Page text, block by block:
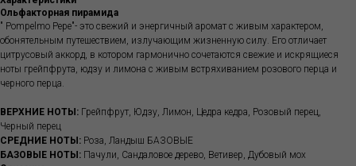
Ольфакторная пирамида
" Pompelmo Pepe"- это свежий и энергичный аромат с живым характером,
обонятельным путешествием, излучающим жизненную силу. Его отличает
цитрусовый аккорд, в котором гармонично сочетаются свежие и искрящиеся
ноты грейпфрута, юдзу и лимона с живым встряхиванием розового перца и
черного перца.
ВЕРХНИЕ НОТЫ: Грейпфрут, Юдзу, Лимон, Цедра кедра, Розовый перец,
Черный перец
СРЕДНИЕ НОТЫ: Роза, Ландыш БАЗОВЫЕ
БАЗОВЫЕ НОТЫ: Пачули, Сандаловое дерево, Ветивер, Дубовый мох